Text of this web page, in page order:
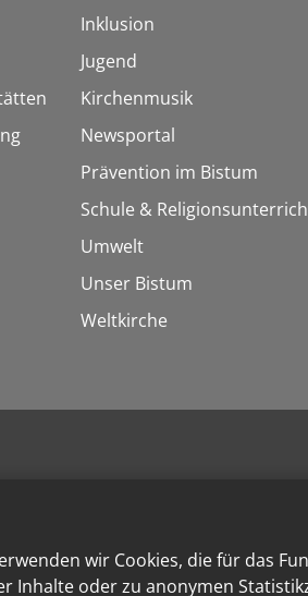
wir Cookies, die für das
oder zu anonymen
Inklusion
Jugend
Kirchenmusik
Newsportal
Prävention im Bistum
Schule &
Umwelt
Unser Bistum
Weltkirche